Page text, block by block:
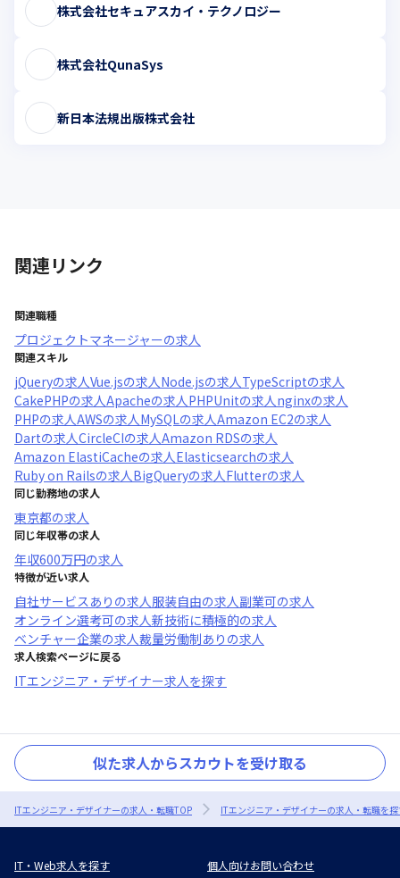
株式会社セキュアスカイ・テクノロジー
株式会社QunaSys
新日本法規出版株式会社
関連リンク
関連職種
プロジェクトマネージャーの求人
関連スキル
jQueryの求人Vue.jsの求人Node.jsの求人TypeScriptの求人
CakePHPの求人Apacheの求人PHPUnitの求人nginxの求人
PHPの求人AWSの求人MySQLの求人Amazon EC2の求人
Dartの求人CircleCIの求人Amazon RDSの求人
Amazon ElastiCacheの求人Elasticsearchの求人
Ruby on Railsの求人BigQueryの求人Flutterの求人
同じ勤務地の求人
東京都の求人
同じ年収帯の求人
年収600万円の求人
特徴が近い求人
自社サービスあり の求人服装自由の求人副業可の求人
オンライン選考可の求人新技術に積極的の求人
ベンチャー企業の求人裁量労働制あり の求人
求人検索ページに戻る
ITエンジニア・デザイナー求人を探す
似た求人からスカウトを受け取る
ITエンジニア・デザイナーの求人・転職TOP ITエンジニア・デザイナーの求人・転職を
IT・Web求人を探す 個人向けお問い合わせ